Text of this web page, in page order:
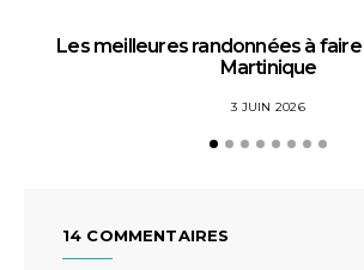
Les meilleures randonnées à
Martinique
3 JUIN 2026
14 COMMENTAIRES